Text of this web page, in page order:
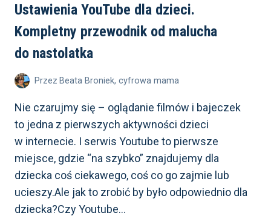
Ustawienia YouTube dla dzieci.
Kompletny przewodnik od malucha
do nastolatka
Przez Beata Broniek, cyfrowa mama
Nie czarujmy się – oglądanie filmów i bajeczek
to jedna z pierwszych aktywności dzieci
w internecie. I serwis Youtube to pierwsze
miejsce, gdzie “na szybko” znajdujemy dla
dziecka coś ciekawego, coś co go zajmie lub
ucieszy.Ale jak to zrobić by było odpowiednio dla
dziecka?Czy Youtube…